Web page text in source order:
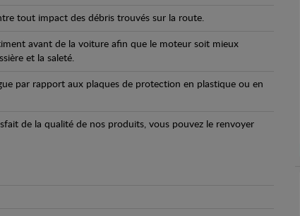
tout impact des débris trouvés sur la route.
avant de la voiture afin que le moteur soit mieux
et la saleté.
par rapport aux plaques de protection en plastique ou en
de la qualité de nos produits, vous pouvez le renvoyer